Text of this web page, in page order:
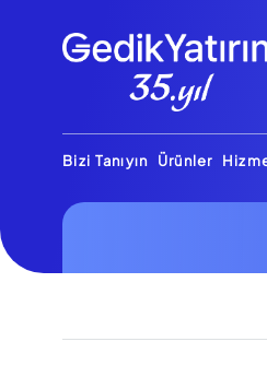
Bizi Tanıyın Ürünler